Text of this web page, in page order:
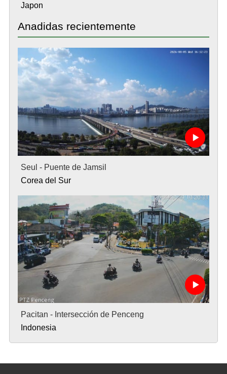
Japon
Anadidas recientemente
Seul - Puente de Jamsil
Corea del Sur
Pacitan - Intersección de Penceng
Indonesia